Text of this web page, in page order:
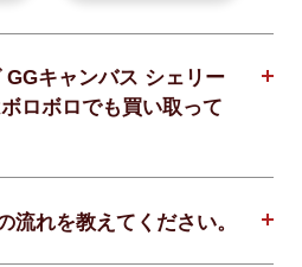
キャンバス シェリー
ロボロでも買い取って
流れを教えてください。